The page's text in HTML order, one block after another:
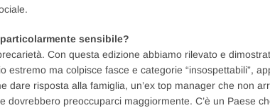
sensibile?
Con questa edizione abbiamo rilevato e
estremo ma colpisce fasce e categorie “insospettabili”,
dare risposta alla famiglia, un’ex top manager che non
dovrebbero preoccuparci maggiormente. C’è un Paese